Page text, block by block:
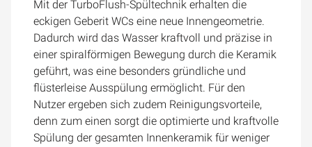
Mit der TurboFlush-Spültechnik erhalten die
eckigen Geberit WCs eine neue Innengeometrie.
Dadurch wird das Wasser kraftvoll und präzise in
einer spiralförmigen Bewegung durch die Keramik
geführt, was eine besonders gründliche und
flüsterleise Ausspülung ermöglicht. Für den
Nutzer ergeben sich zudem Reinigungsvorteile,
denn zum einen sorgt die optimierte und kraftvolle
Spülung der gesamten Innenkeramik für weniger